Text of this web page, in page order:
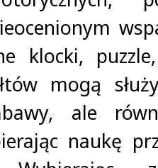
klocki,
mogą
ale
naukę